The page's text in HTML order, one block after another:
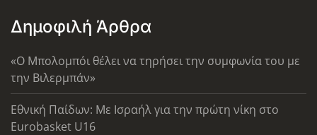
Δημοφιλή Άρθρα
«Ο Μπολομπόι θέλει να τηρήσει την συμφωνία του με
την Βιλερμπάν»
Εθνική Παίδων: Με Ισραήλ για την πρώτη νίκη στο
Eurobasket U16